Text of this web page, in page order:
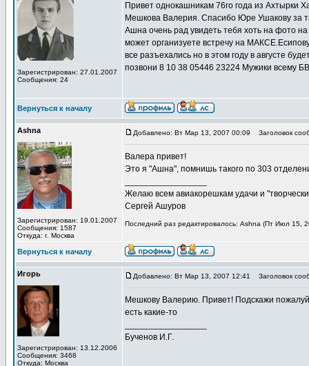
Зарегистрирован: 27.01.2007
Сообщения: 24
Привет однокашникам 76го года из Ахтырки
Мешкова Валерия. Спасибо Юре Ушакову за
Ашна очень рад увидеть тебя хоть на фото
может организуете встречу на
все разъехались но в этом году в августе
позвони 8 10 38 05446 23224 Мужики всему
Вернуться к началу
Ashna
Зарегистрирован: 19.01.2007
Сообщения: 1587
Откуда: г. Москва
Добавлено: Вт Мар 13, 2007 00:09 Заголовок
Валера привет!
Это я "Ашна", помнишь такого по 303
Желаю всем авиакорешкам удачи и
Сергей Ашуров
Последний раз редактировалось: Ashna (Пт Июл 15,
Вернуться к началу
Игорь
Зарегистрирован: 13.12.2006
Сообщения: 3468
Откуда: Москва
Добавлено: Вт Мар 13, 2007 12:41 Заголовок
Мешкову Валерию. Привет! Подскажи
есть какие-то
Бученов И.Г.